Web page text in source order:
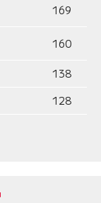
169
160
138
128